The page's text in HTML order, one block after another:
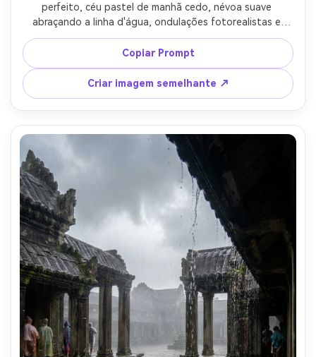
perfeito, céu pastel de manhã cedo, névoa suave
abraçando a linha d'água, ondulações fotorealistas e
detalhes de pedra, tirado em Fujifilm X-T5, 33mm, f/5.6,
simetria centrada, composição minimalista limpa, humor
sereno, iluminação cinematográfica suave-AR 4:5
Copiar Prompt
Criar imagem semelhante ↗